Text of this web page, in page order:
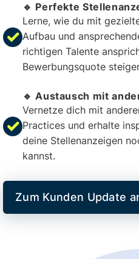
🔹 Perfekte
Lerne, wie du mit
Aufbau und
richtigen Talente
Bewerbungsquote
🔹 Austausch mit
Vernetze dich mit
Practices und erhalte
deine Stellenanzeigen
kannst.
Zum Kunden Update